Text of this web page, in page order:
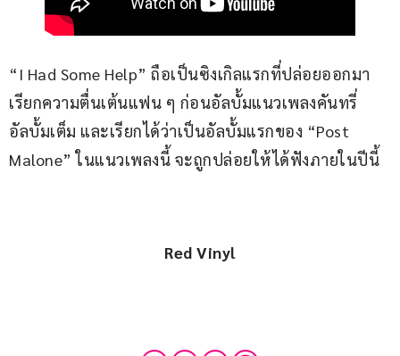
“I Had Some Help” ถือเป็นซิงเกิลแรกที่ปล่อยออกมา
เรียกความตื่นเต้นแฟน ๆ ก่อนอัลบั้มแนวเพลงคันทรี่
อัลบั้มเต็ม และเรียกได้ว่าเป็นอัลบั้มแรกของ “Post
Malone” ในแนวเพลงนี้ จะถูกปล่อยให้ได้ฟังภายในปีนี้
Red Vinyl